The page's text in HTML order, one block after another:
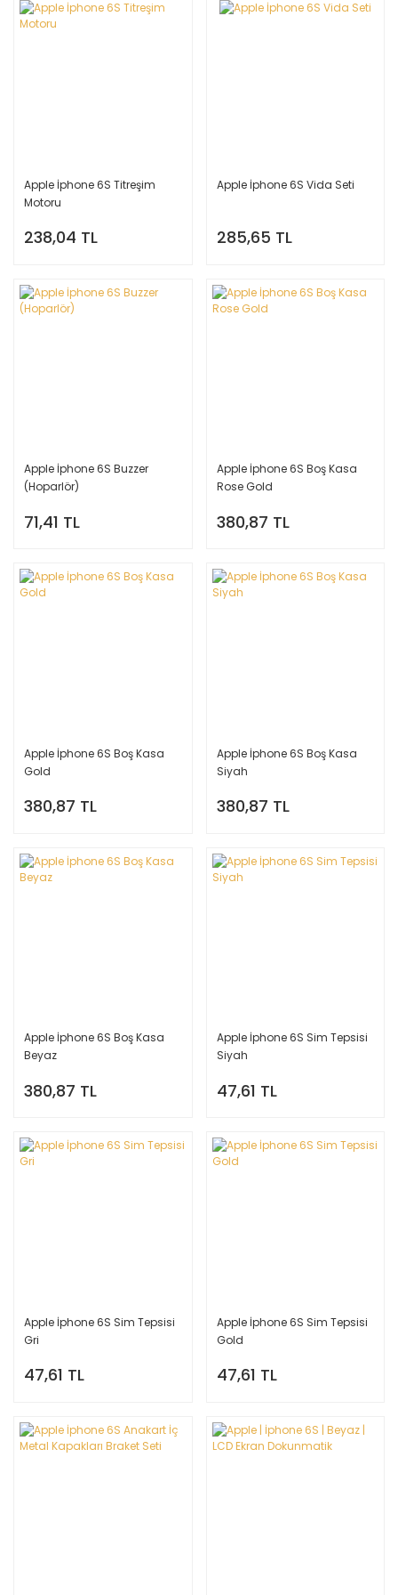
Apple İphone 6S Titreşim
Motoru
238,04 TL
Apple İphone 6S Vida Seti
285,65 TL
Apple İphone 6S Buzzer
(Hoparlör)
71,41 TL
Apple İphone 6S Boş Kasa
Rose Gold
380,87 TL
Apple İphone 6S Boş Kasa
Gold
380,87 TL
Apple İphone 6S Boş Kasa
Siyah
380,87 TL
Apple İphone 6S Boş Kasa
Beyaz
380,87 TL
Apple İphone 6S Sim Tepsisi
Siyah
47,61 TL
Apple İphone 6S Sim Tepsisi
Gri
47,61 TL
Apple İphone 6S Sim Tepsisi
Gold
47,61 TL